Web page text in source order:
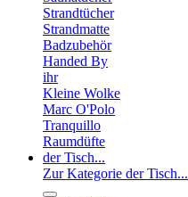
Strandtücher
Strandmatte
Badzubehör
Handed By
ihr
Kleine Wolke
Marc O'Polo
Tranquillo
Raumdüfte
der Tisch...
Zur Kategorie der Tisch...